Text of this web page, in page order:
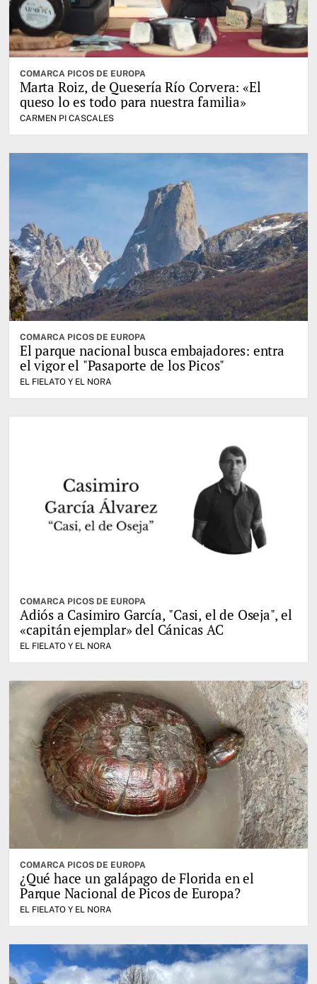
COMARCA PICOS DE EUROPA
Marta Roiz, de Quesería Río Corvera: «El
queso lo es todo para nuestra familia»
CARMEN PI CASCALES
COMARCA PICOS DE EUROPA
El parque nacional busca embajadores: entra
el vigor el "Pasaporte de los Picos"
EL FIELATO Y EL NORA
COMARCA PICOS DE EUROPA
Adiós a Casimiro García, "Casi, el de Oseja", el
«capitán ejemplar» del Cánicas AC
EL FIELATO Y EL NORA
COMARCA PICOS DE EUROPA
¿Qué hace un galápago de Florida en el
Parque Nacional de Picos de Europa?
EL FIELATO Y EL NORA